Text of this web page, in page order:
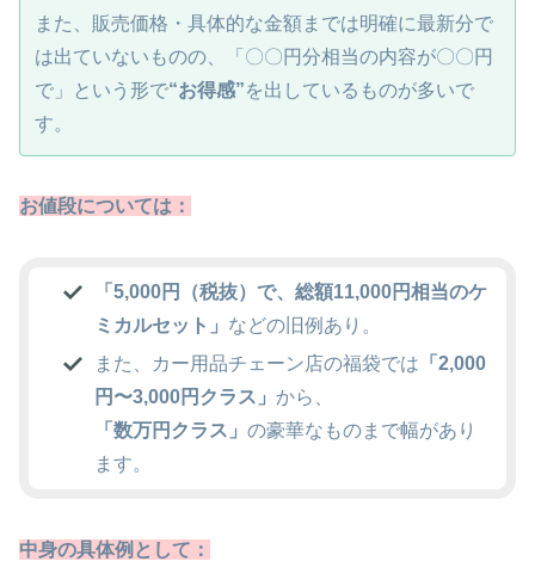
また、販売価格・具体的な金額までは明確に最新分で
は出ていないものの、「〇〇円分相当の内容が〇〇円
で」という形で“お得感”を出しているものが多いで
す。
お値段については：
「5,000円（税抜）で、総額11,000円相当のケ
ミカルセット」 などの旧例あり。
また、カー用品チェーン店の福袋では 「2,000
円〜3,000円クラス」 から、
「数万円クラス」 の豪華なものまで幅があり
ます。
中身の具体例として：